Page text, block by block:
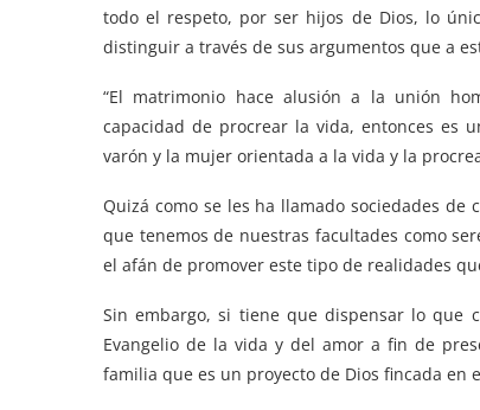
todo el respeto, por ser hijos de Dios, lo
distinguir a través de sus argumentos que a
“El matrimonio hace alusión a la unión
capacidad de procrear la vida, entonces es
varón y la mujer orientada a la vida y la
Quizá como se les ha llamado sociedades
que tenemos de nuestras facultades como
el afán de promover este tipo de realidades
Sin embargo, si tiene que dispensar lo que
Evangelio de la vida y del amor a fin de
familia que es un proyecto de Dios fincada en